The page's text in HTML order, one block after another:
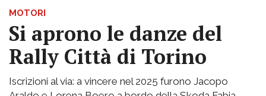
MOTORI
Si aprono le danze del
Rally Città di Torino
Iscrizioni al via: a vincere nel 2025 furono Jacopo